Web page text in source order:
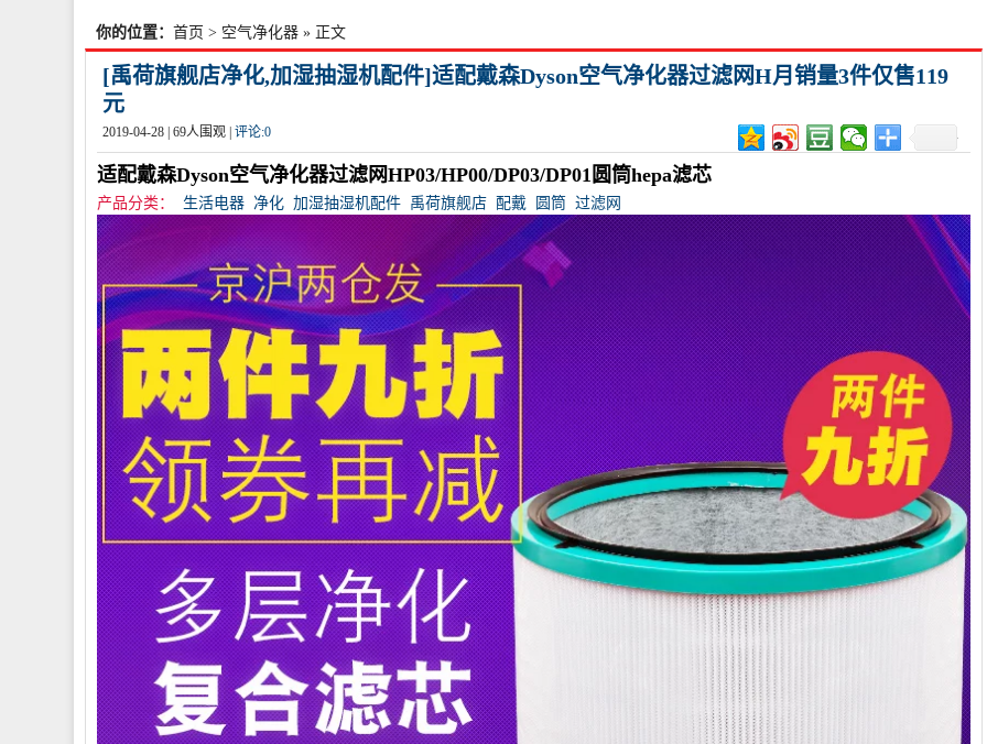
你的位置： 首页 > 空气净化器 » 正文
[禹荷旗舰店净化,加湿抽湿机配件]适配戴森Dyson空气净化器过滤网H月销量3件仅售119
元
2019-04-28 | 69人围观 | 评论:0
适配戴森Dyson空气净化器过滤网HP03/HP00/DP03/DP01圆筒hepa滤芯
产品分类： 生活电器 净化 加湿抽湿机配件 禹荷旗舰店 配戴 圆筒 过滤网